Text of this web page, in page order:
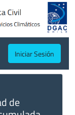
Iniciar Sesión
de